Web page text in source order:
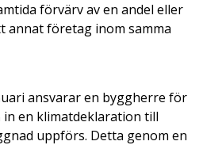
förvärv av en andel eller
annat företag inom samma
ansvarar en byggherre för
en klimatdeklaration till
uppförs. Detta genom en